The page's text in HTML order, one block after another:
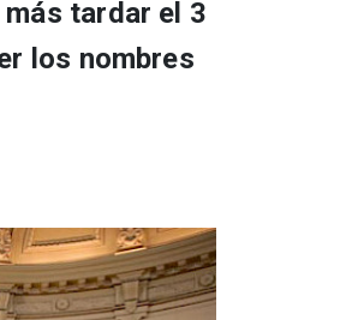
tardar el 3
los nombres